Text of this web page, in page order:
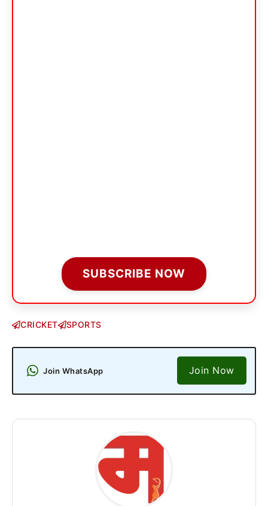
SUBSCRIBE NOW
CRICKET SPORTS
Join WhatsApp Join Now